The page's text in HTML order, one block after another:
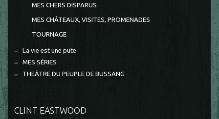
MES CHERS DISPARUS
MES CHÂTEAUX, VISITES, PROMENADES
TOURNAGE
La vie est une pute
MES SÉRIES
THEÂTRE DU PEUPLE DE BUSSANG
CLINT EASTWOOD